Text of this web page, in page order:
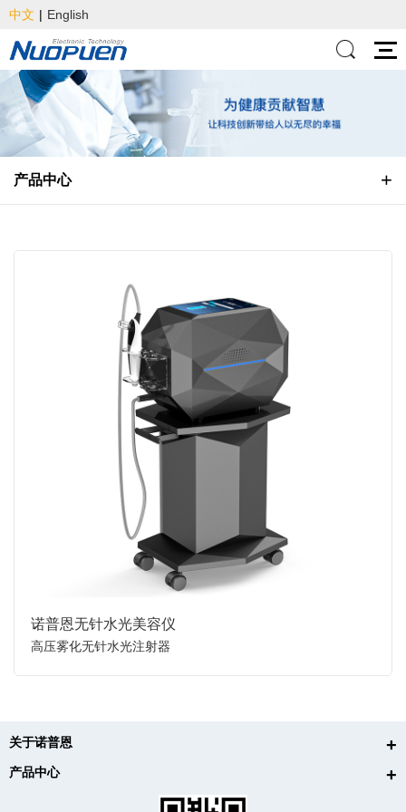
中文 | English
产品中心
诺普恩无针水光美容仪
高压雾化无针水光注射器
关于诺普恩
产品中心